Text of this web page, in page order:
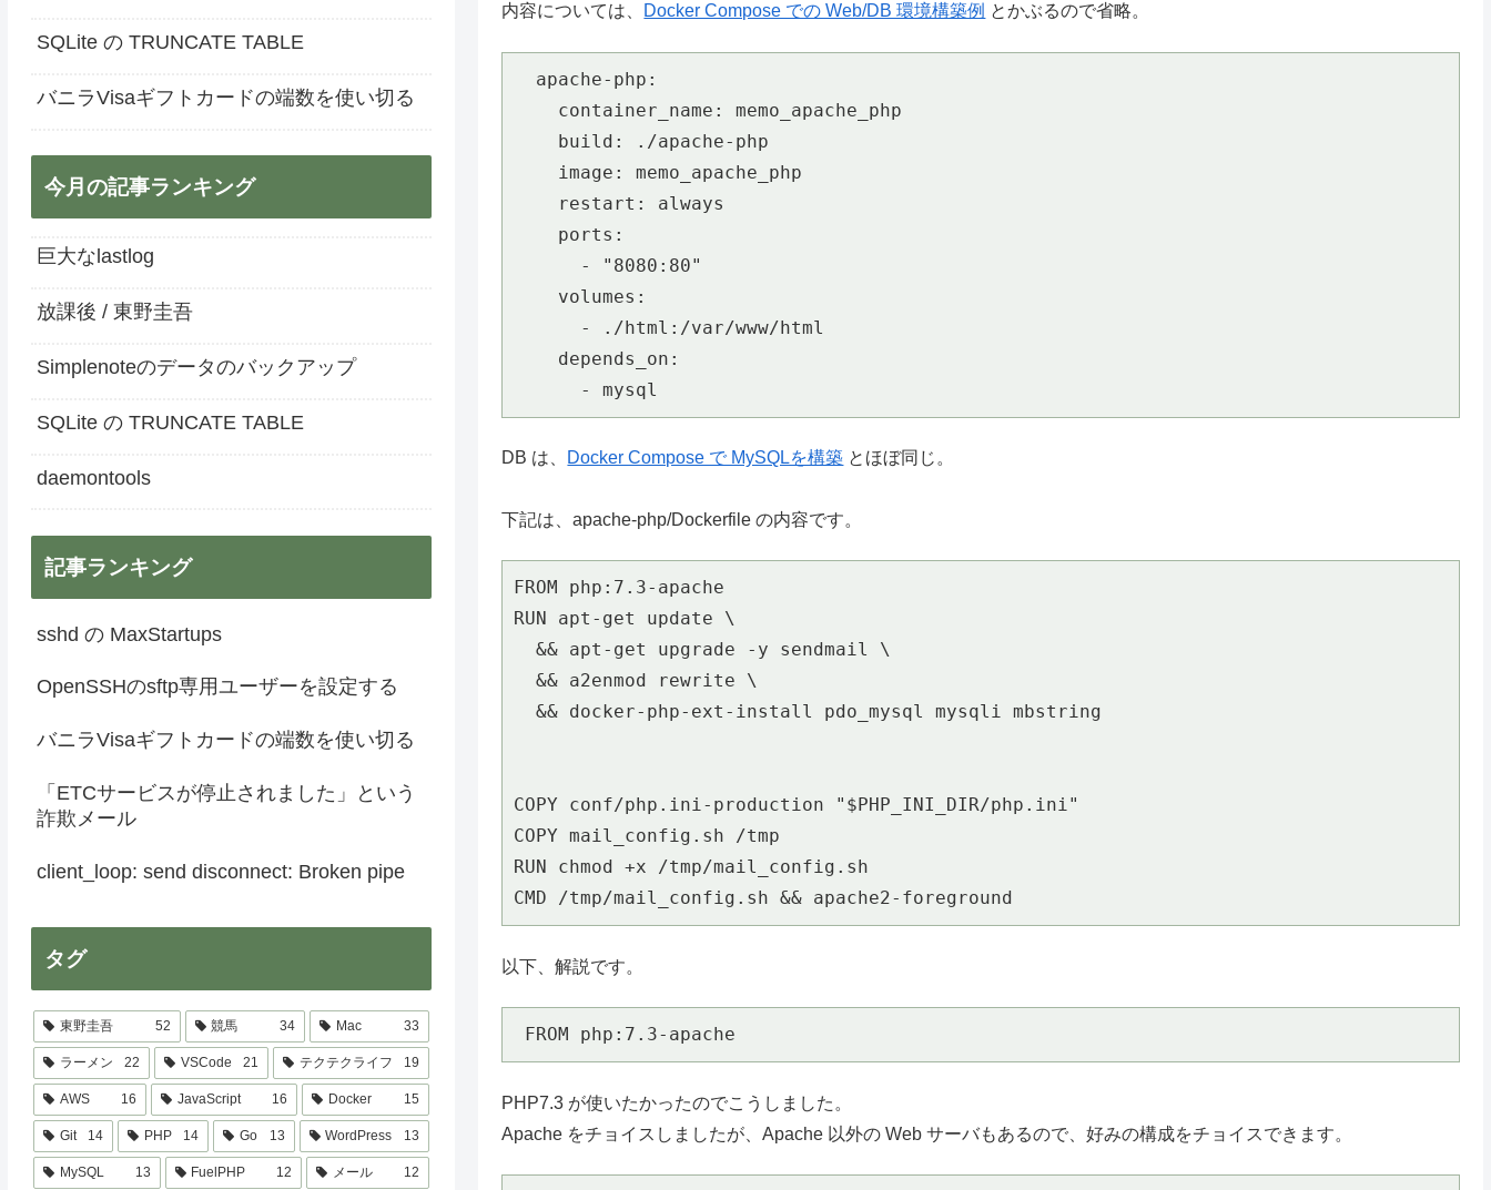
内容については、 Docker Compose での Web/DB 環境構築例 とかぶるので省略。
      - mysql
DB は、 Docker Compose で MySQLを構築 とほぼ同じ。
下記は、apache-php/Dockerfile の内容です。
FROM php:7.3-apache
RUN apt-get update \
  && apt-get upgrade -y sendmail \
  && a2enmod rewrite \
  && docker-php-ext-install pdo_mysql mysqli mbstring
COPY conf/php.ini-production "$PHP_INI_DIR/php.ini"
COPY mail_config.sh /tmp
RUN chmod +x /tmp/mail_config.sh
CMD /tmp/mail_config.sh && apache2-foreground
以下、解説です。
FROM php:7.3-apache
PHP7.3 が使いたかったのでこうしました。
Apache をチョイスしましたが、Apache 以外の Web サーバもあるので、好みの構成をチョイスできます。
SQLite の TRUNCATE TABLE
バニラVisaギフトカードの端数を使い切る
今月の記事ランキング
巨大なlastlog
放課後 / 東野圭吾
Simplenoteのデータのバックアップ
SQLite の TRUNCATE TABLE
daemontools
記事ランキング
sshd の MaxStartups
OpenSSHのsftp専用ユーザーを設定する
バニラVisaギフトカードの端数を使い切る
「ETCサービスが停止されました」という
詐欺メール
client_loop: send disconnect: Broken pipe
タグ
東野圭吾 52 競馬 34 Mac 33
ラーメン 22 VSCode 21 テクテクライフ 19
AWS 16 JavaScript 16 Docker 15
Git 14 PHP 14 Go 13 WordPress 13
MySQL 13 FuelPHP 12 メール 12